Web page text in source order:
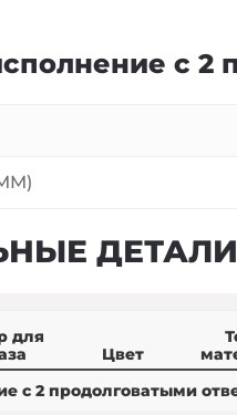
с 2
ДЕТАЛИ
для
Цвет
с 2 продолговатыми